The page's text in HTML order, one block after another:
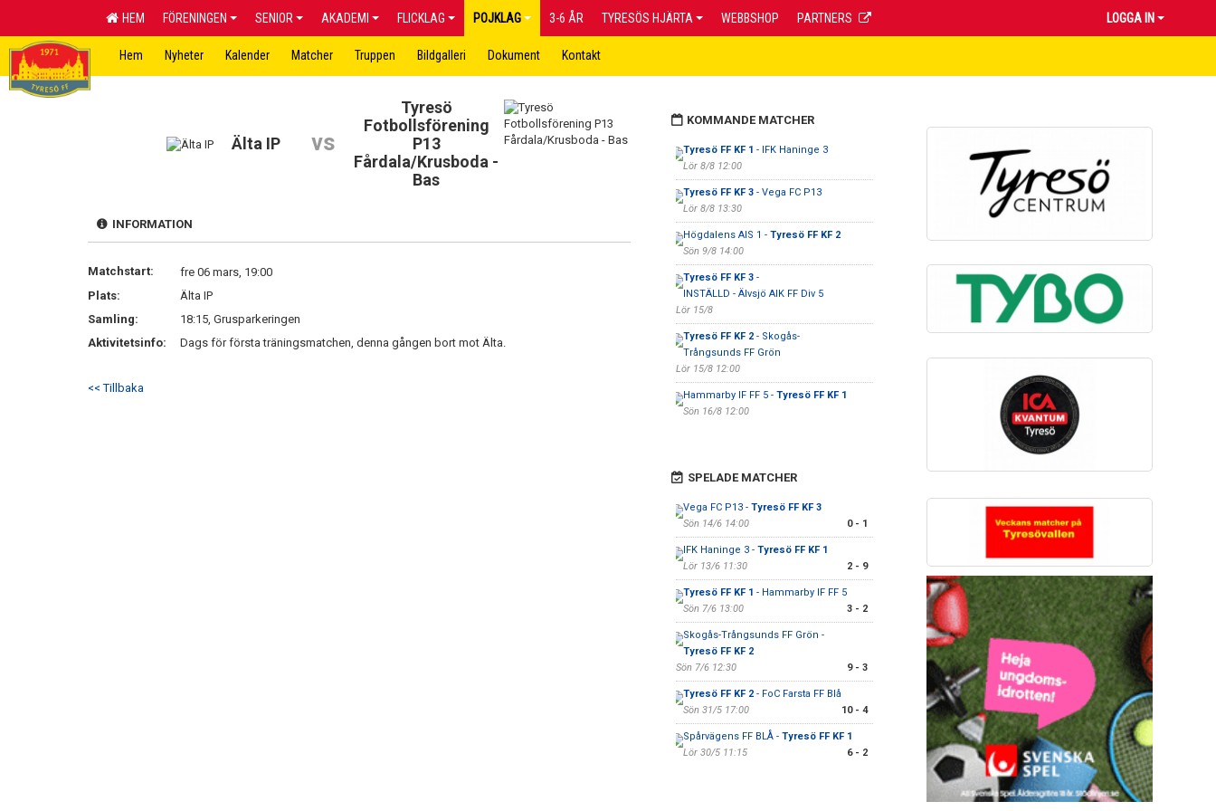
HEM FÖRENINGEN SENIOR AKADEMI FLICKLAG POJKLAG 3-6 ÅR TYRESÖS HJÄRTA WEBBSHOP PARTNERS LOGGA IN
Hem Nyheter Kalender Matcher Truppen Bildgalleri Dokument Kontakt
Älta IP vs
Tyresö
Fotbollsförening
P13
Fårdala/Krusboda -
Bas
INFORMATION
Matchstart:
fre 06 mars, 19:00
Plats:
Älta IP
Samling:
18:15, Grusparkeringen
Aktivitetsinfo:
Dags för första träningsmatchen, denna gången bort mot Älta.
<< Tillbaka
KOMMANDE MATCHER
Tyresö FF KF 1 - IFK Haninge 3
Lör 8/8 12:00
Tyresö FF KF 3- Vega FC P13
Lör 8/8 13:30
Högdalens AIS 1 - Tyresö FF KF 2
Sön 9/8 14:00
Tyresö FF KF 3-
INSTÄLLD - Älvsjö AIK FF Div 5
Lör 15/8
Tyresö FF KF 2- Skogås-
Trångsunds FF Grön
Lör 15/8 12:00
Hammarby IF FF 5 - Tyresö FF KF 1
Sön 16/8 12:00
SPELADE MATCHER
Vega FC P13 - Tyresö FF KF 3
Sön 14/6 14:00
0 - 1
IFK Haninge 3 - Tyresö FF KF 1
Lör 13/6 11:30
2 - 9
Tyresö FF KF 1 - Hammarby IF FF 5
Sön 7/6 13:00
3 - 2
Skogås-Trångsunds FF Grön -
Tyresö FF KF 2
Sön 7/6 12:30
9 - 3
Tyresö FF KF 2- FoC Farsta FF Blå
Sön 31/5 17:00
10 - 4
Spårvägens FF BLÅ - Tyresö FF KF 1
Lör 30/5 11:15
6 - 2